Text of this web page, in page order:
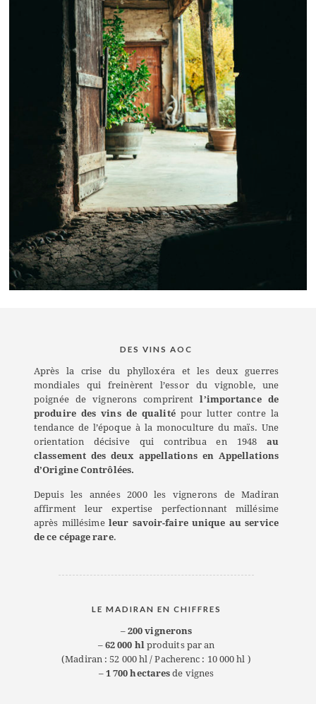
DES VINS AOC
Après la crise du phylloxéra et les deux guerres
mondiales qui freinèrent l’essor du vignoble, une
poignée de vignerons comprirentl’importance de
produire des vins de qualitépour lutter contre la
tendance de l’époque à la monoculture du maïs. Une
orientation décisive qui contribua en 1948 au
classement des deux appellations en Appellations
d’Origine Contrôlées.
Depuis les années 2000 les vignerons de Madiran
affirment leur expertise perfectionnant millésime
après millésime leur savoir-faire unique au service
de ce cépage rare.
LE MADIRAN EN CHIFFRES
– 200 vignerons
– 62 000 hl produits par an
(Madiran : 52 000 hl / Pacherenc : 10 000 hl )
– 1 700 hectares de vignes